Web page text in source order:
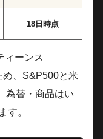
18日時点
ィーンス
め、S&P500と米
為替・商品はい
す。